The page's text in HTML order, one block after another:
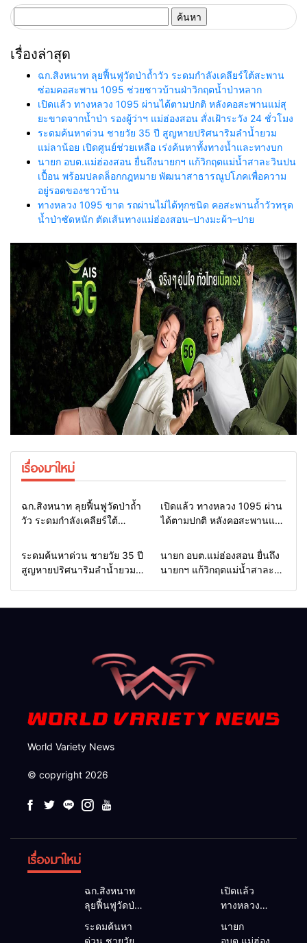
อย่างยั่งยืน
สำหรับ:
เรื่องล่าสุด
ฉก.สิงหนาท ลุยฟื้นฟูวัดป่าถ้ำวัว ระดมกำลังเคลียร์ใต้สะพาน
ซ่อมคอสะพาน 1095 ช่วยชาวบ้านฝ่าวิกฤตน้ำป่าหลาก
เปิดแล้ว ทางหลวง 1095 ผ่านได้ตามปกติ หลังคอสะพานแม่สุ
ยะขาดจากน้ำป่า รองผู้ว่าฯ แม่ฮ่องสอน สั่งเฝ้าระวัง 24 ชั่วโมง
ระดมค้นหาด่วน ชายวัย 35 ปี สูญหายปริศนาริมลำน้ำยวม
แม่ลาน้อย เปิดศูนย์ช่วยเหลือ เร่งค้นหาทั้งทางน้ำและทางบก
นายก อบต.แม่ฮ่องสอน ยื่นถึงนายกฯ แก้วิกฤตแม่น้ำสาละวินปน
เปื้อน พร้อมปลดล็อกกฎหมาย พัฒนาสาธารณูปโภคเพื่อความ
อยู่รอดของชาวบ้าน
ทางหลวง 1095 ขาด รถผ่านไม่ได้ทุกชนิด คอสะพานถ้ำวัวทรุด
น้ำป่าซัดหนัก ตัดเส้นทางแม่ฮ่องสอน–ปางมะผ้า–ปาย
เรื่องมาใหม่
Home แวดวงทหาร
ฉก.สิงหนาท ลุยฟื้นฟูวัดป่าถ้ำ
วัว ระดมกำลังเคลียร์ใต้
ช่วยชาวบ้านฝ่าวิกฤตน้ำป่า
Home รอบรั้วทั่วไทย
เปิดแล้ว ทางหลวง 1095 ผ่าน
ได้ตามปกติ หลังคอสะพานแม่
แม่ฮ่องสอน สั่งเฝ้าระวัง 24
Home รอบรั้วทั่วไทย
ระดมค้นหาด่วน ชายวัย 35 ปี
สูญหายปริศนาริมลำน้ำยวม
Home รอบรั้วทั่วไทย
นายก อบต.แม่ฮ่องสอน ยื่นถึง
นายกฯ แก้วิกฤตแม่น้ำสาละ
World Variety News
© copyright 2026
เรื่องมาใหม่
ฉก.สิงหนาท
ลุยฟื้นฟูวัดป่า
ถ้ำวัว ระดม
กำลังเคลียร์
เปิดแล้ว
ทางหลวง
ตามปกติ หลัง
ระดมค้นหา
นายก